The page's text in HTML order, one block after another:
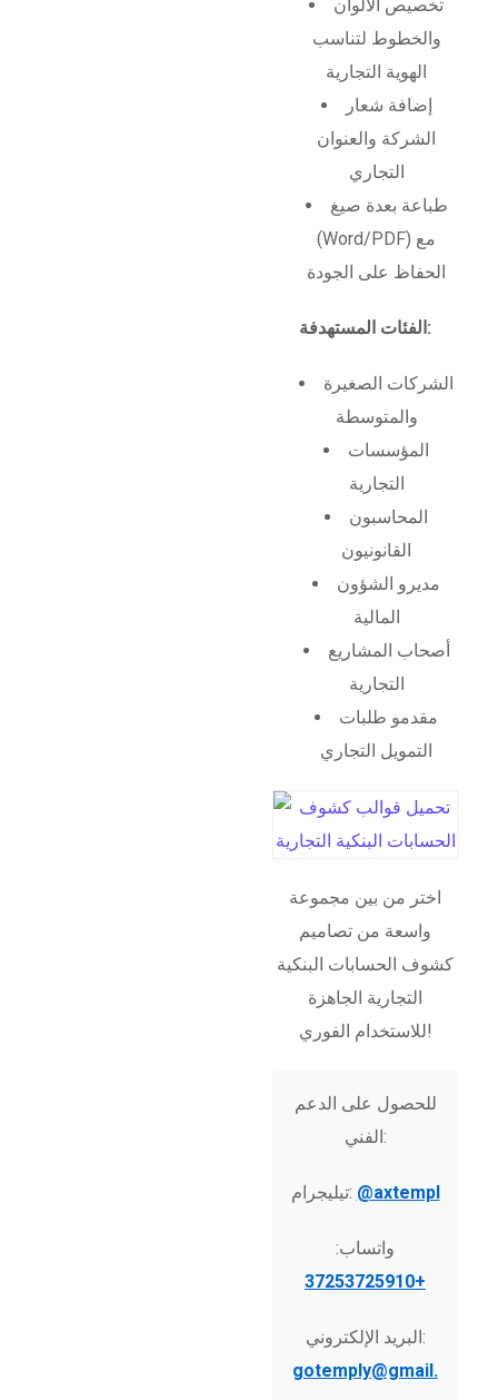
تخصيص الألوان
والخطوط لتناسب
الهوية التجارية
إضافة شعار
الشركة والعنوان
التجاري
طباعة بعدة صيغ
(Word/PDF) مع
الحفاظ على الجودة
الفئات المستهدفة:
الشركات الصغيرة
والمتوسطة
المؤسسات
التجارية
المحاسبون
القانونيون
مديرو الشؤون
المالية
أصحاب المشاريع
التجارية
مقدمو طلبات
التمويل التجاري
اختر من بين مجموعة
واسعة من تصاميم
كشوف الحسابات البنكية
التجارية الجاهزة
للاستخدام الفوري!
للحصول على الدعم
الفني:
تيليجرام: @axtempl
واتساب:
+37253725910
البريد الإلكتروني:
gotemply@gmail.